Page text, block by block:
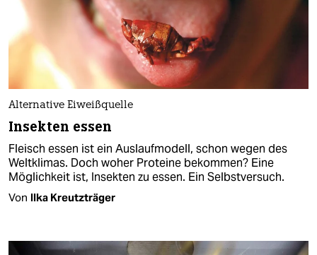
Alternative Eiweißquelle
Insekten essen
Fleisch essen ist ein Auslaufmodell, schon wegen des
Weltklimas. Doch woher Proteine bekommen? Eine
Möglichkeit ist, Insekten zu essen. Ein Selbstversuch.
Von Ilka Kreutzträger